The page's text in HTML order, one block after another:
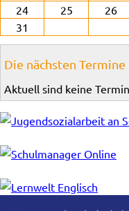
24
25 26
31
Die nächsten Termine
Aktuell sind keine